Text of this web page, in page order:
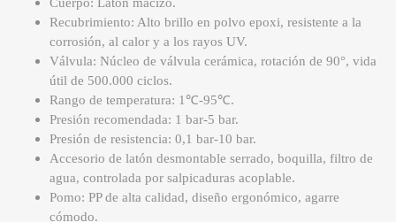
Recubrimiento: Alto brillo en polvo epoxi, resistente a la
corrosión, al calor y a los rayos UV.
Válvula: Núcleo de válvula cerámica, rotación de 90°, vida
útil de 500.000 ciclos.
Rango de temperatura: 1℃-95℃.
Presión recomendada: 1 bar-5 bar.
Presión de resistencia: 0,1 bar-10 bar.
Accesorio de latón desmontable serrado, boquilla, filtro de
agua, controlada por salpicaduras acoplable.
Pomo: PP de alta calidad, diseño ergonómico, agarre
cómodo.